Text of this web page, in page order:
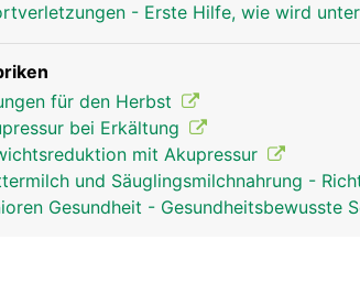
- Erste Hilfe, wie wird
für den Herbst
bei Erkältung
mit Akupressur
und Säuglingsmilchnahrung -
Gesundheit - Gesundheitsbewusste